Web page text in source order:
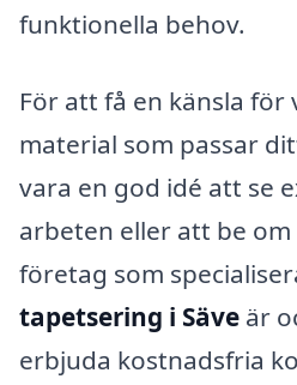
funktionella behov.
För att få en känsla för
material som passar
vara en god idé att se
arbeten eller att be
företag som
tapetsering i Säve är
erbjuda kostnadsfria